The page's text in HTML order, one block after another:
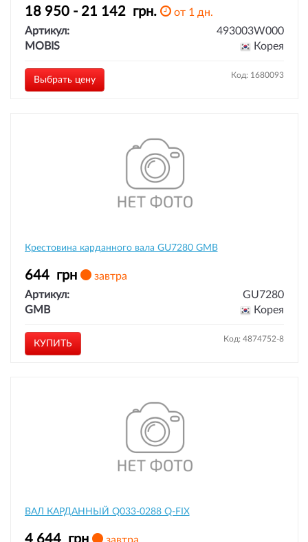
18 950 - 21 142 грн.
от 1 дн.
Артикул:
493003W000
MOBIS
Корея
Выбрать цену Код: 1680093
Крестовина карданного вала GU7280 GMB
644 грн
завтра
Артикул:
GU7280
GMB
Корея
КУПИТЬ Код: 4874752-8
ВАЛ КАРДАННЫЙ Q033-0288 Q-FIX
4 644 грн